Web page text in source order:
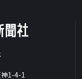
1-4-1